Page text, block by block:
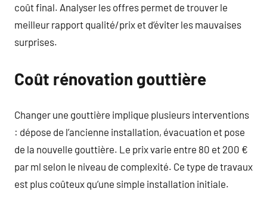
coût final. Analyser les offres permet de trouver le
meilleur rapport qualité/prix et d’éviter les mauvaises
surprises.
Coût rénovation gouttière
Changer une gouttière implique plusieurs interventions
: dépose de l’ancienne installation, évacuation et pose
de la nouvelle gouttière. Le prix varie entre 80 et 200 €
par ml selon le niveau de complexité. Ce type de travaux
est plus coûteux qu’une simple installation initiale.